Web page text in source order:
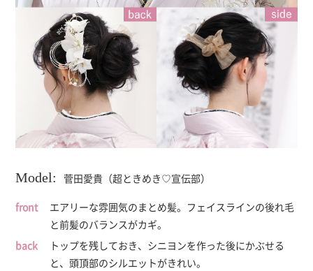
Model: 菅田愛貴（超ときめき♡宣伝部）
エアリーな雰囲気のまとめ髪。フェイスラインの後れ毛
と前髪のバランスがカギ。
トップを残しておき、シニヨンを作った後にかぶせる
と、頭頂部のシルエットがきれい。